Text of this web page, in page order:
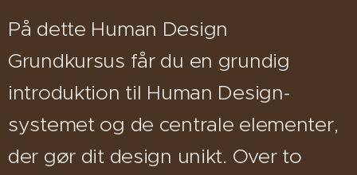
På dette Human Design
Grundkursus får du en grundig
introduktion til Human Design-
systemet og de centrale elementer,
der gør dit design unikt. Over to